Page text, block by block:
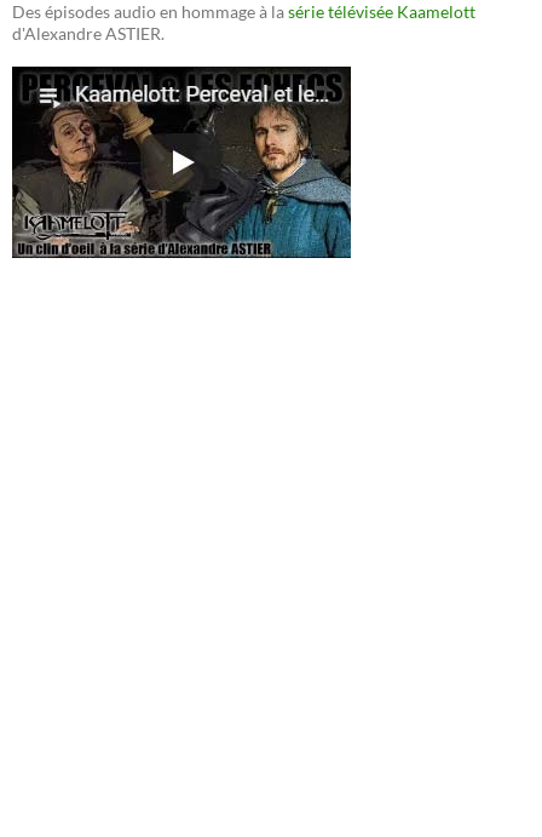
Des épisodes audio en hommage à lasérie télévisée Kaamelott
d'Alexandre ASTIER.